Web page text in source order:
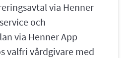
via Henner
och
via Henner App
valfri vårdgivare med